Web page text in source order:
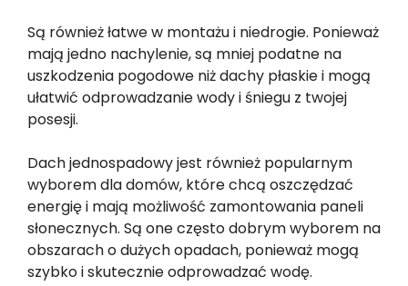
Są również łatwe w montażu i niedrogie. Ponieważ
mają jedno nachylenie, są mniej podatne na
uszkodzenia pogodowe niż dachy płaskie i mogą
ułatwić odprowadzanie wody i śniegu z twojej
posesji.
Dach jednospadowy jest również popularnym
wyborem dla domów, które chcą oszczędzać
energię i mają możliwość zamontowania paneli
słonecznych. Są one często dobrym wyborem na
obszarach o dużych opadach, ponieważ mogą
szybko i skutecznie odprowadzać wodę.